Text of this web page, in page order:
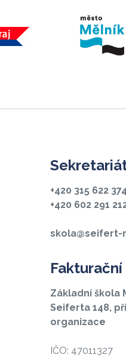
+420 315 622 374
+420 602 291
skola@seifert-
Základní škola
Seiferta 148,
organizace
IČO: 47011327